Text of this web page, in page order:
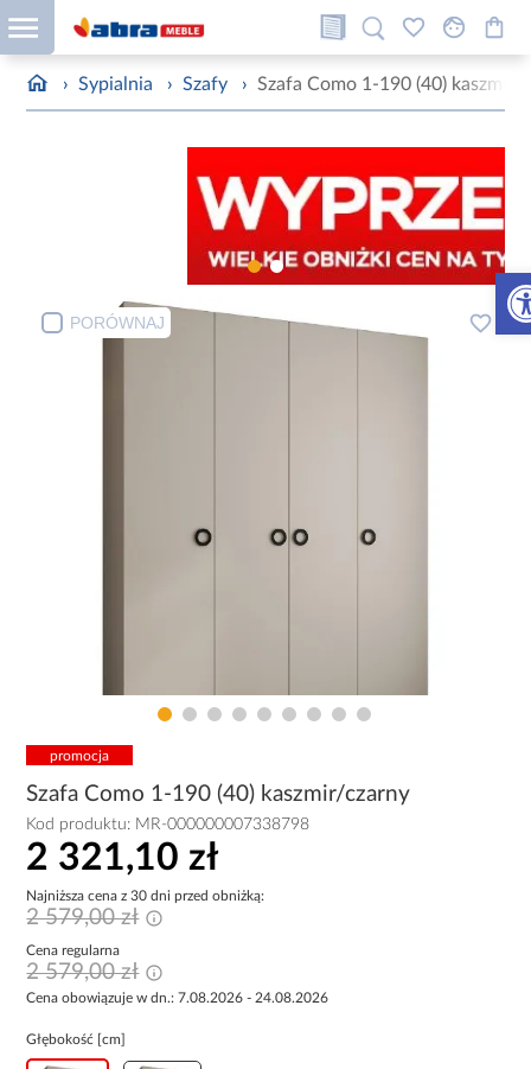
› Sypialnia › Szafy › Szafa Como 1-190 (40) kaszmir/
PORÓWNAJ
promocja
Szafa Como 1-190 (40) kaszmir/czarny
Kod produktu: MR-000000007338798
2 321,10 zł
Najniższa cena z 30 dni przed obniżką:
2 579,00 zł
Cena regularna
2 579,00 zł
Cena obowiązuje w dn.: 7.08.2026 - 24.08.2026
Głębokość [cm]